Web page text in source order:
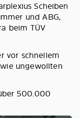
Scheiben
und ABG,
beim TÜV
vor schnellem
ungewollten
500.000